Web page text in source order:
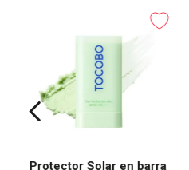
Protector Solar en barra